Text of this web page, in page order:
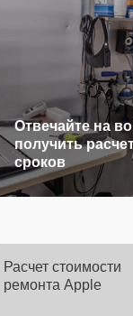
Отвечайте на
получить
сроков
Расчет стоимости
ремонта Apple